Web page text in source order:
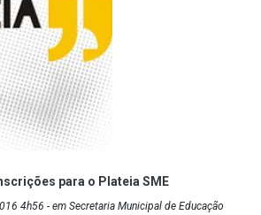
para o Plateia SME
4h56 - em Secretaria Municipal de Educação